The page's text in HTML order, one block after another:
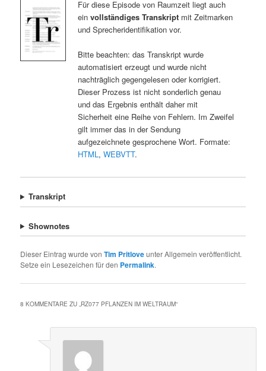
Für diese Episode von Raumzeit liegt auch
ein vollständiges Transkriptmit Zeitmarken
und Sprecheridentifikation vor.
Bitte beachten: das Transkript wurde
automatisiert erzeugt und wurde nicht
nachträglich gegengelesen oder korrigiert.
Dieser Prozess ist nicht sonderlich genau
und das Ergebnis enthält daher mit
Sicherheit eine Reihe von Fehlern. Im Zweifel
gilt immer das in der Sendung
aufgezeichnete gesprochene Wort. Formate:
HTML, WEBVTT.
Transkript
Shownotes
Dieser Eintrag wurde vonTim Pritloveunter Allgemein veröffentlicht.
Setze ein Lesezeichen für den Permalink.
8 KOMMENTARE ZU „ RZ077 PFLANZEN IM WELTRAUM“